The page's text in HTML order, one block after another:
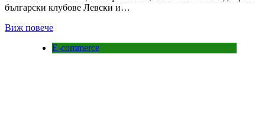
български клубове Левски и…
Виж повече
E-commerce